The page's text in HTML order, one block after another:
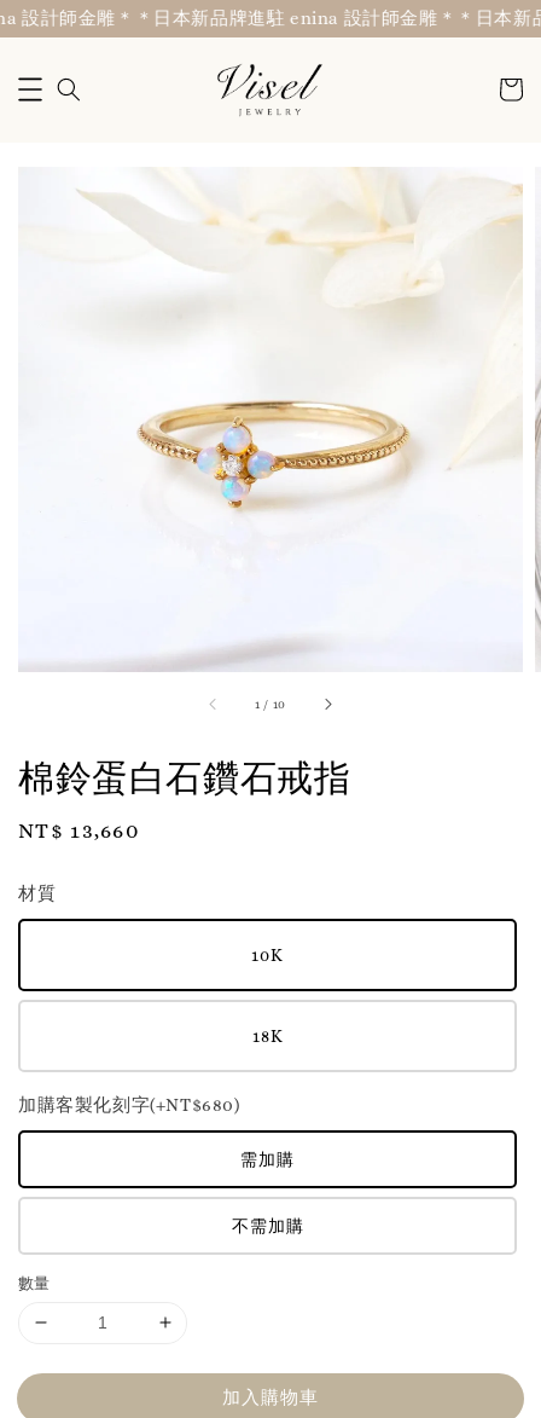
計師金雕＊ ＊日本新品牌進駐 enina 設計師金雕＊ ＊日本新
1 / 10
棉鈴蛋白石鑽石戒指
Regular
NT$ 13,660
材質
10K
18K
加購客製化刻字(+NT$680)
需加購
不需加購
數量
加入購物車